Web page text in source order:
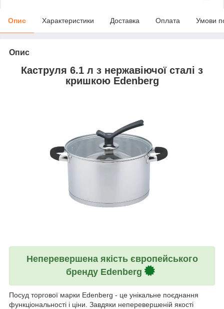
Опис Характеристики Доставка Оплата Умови
Опис
Каструля 6.1 л з нержавіючої сталі з
кришкою Edenberg
Неперевершена якість європейського
бренду Edenberg
Посуд торгової марки Edenberg - це унікальне поєднання
функціональності і ціни. Завдяки неперевершеній якості